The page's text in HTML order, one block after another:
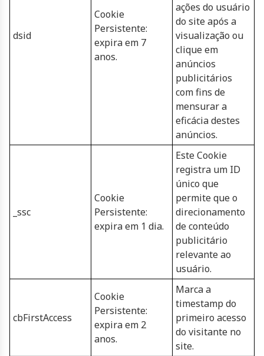
dsid
Cookie
Persistente:
expira em 7
anos.
ações do usuário
do site após a
visualização ou
clique em
anúncios
publicitários
com fins de
mensurar a
eficácia destes
anúncios.
_ssc
Cookie
Persistente:
expira em 1 dia.
Este Cookie
registra um ID
único que
permite que o
direcionamento
de conteúdo
publicitário
relevante ao
usuário.
cbFirstAccess
Cookie
Persistente:
expira em 2
anos.
Marca a
timestamp do
primeiro acesso
do visitante no
site.